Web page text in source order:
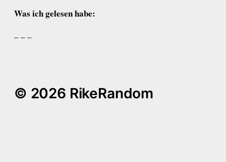
Was ich gelesen habe:
– – –
© 2026 RikeRandom